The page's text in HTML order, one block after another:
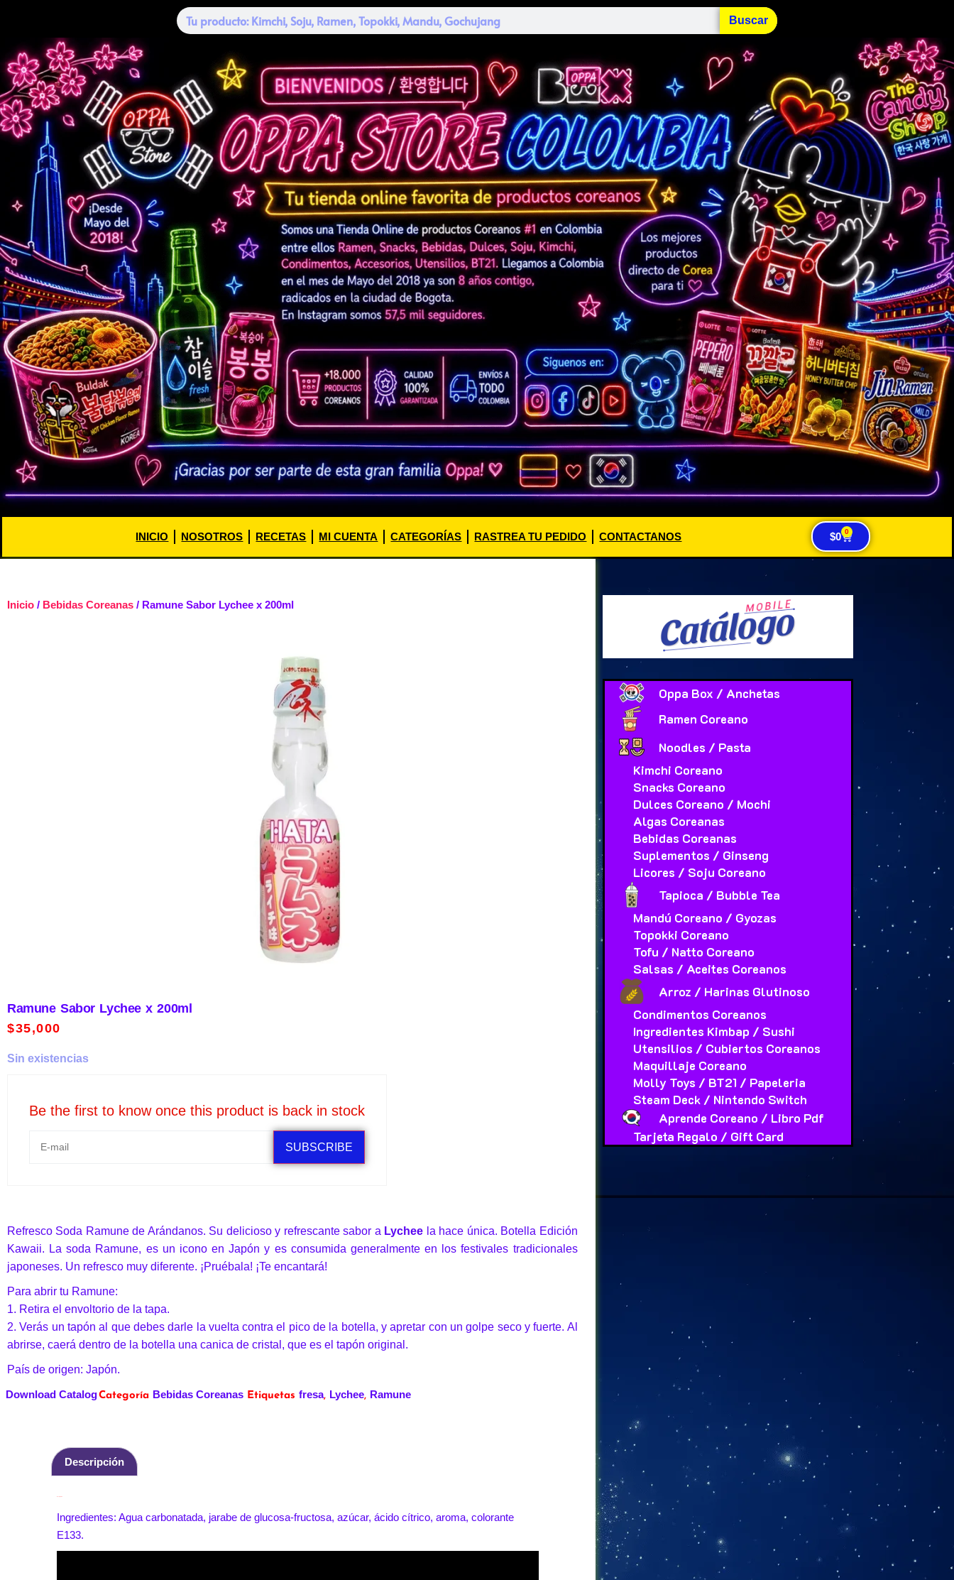
Buscar
INICIO NOSOTROS RECETAS MI CUENTA CATEGORÍAS RASTREA TU PEDIDO CONTACTANOS $0 0
Inicio / Bebidas Coreanas / Ramune Sabor Lychee x 200ml
Ramune Sabor Lychee x 200ml
$35,000
Sin existencias
Be the first to know once this product is back in stock
SUBSCRIBE
Refresco Soda Ramune de Arándanos. Su delicioso y refrescante sabor a Lychee la hace única. Botella Edición
Kawaii. La soda Ramune, es un icono en Japón y es consumida generalmente en los festivales tradicionales
japoneses. Un refresco muy diferente. ¡Pruébala! ¡Te encantará!
Para abrir tu Ramune:
1. Retira el envoltorio de la tapa.
2. Verás un tapón al que debes darle la vuelta contra el pico de la botella, y apretar con un golpe seco y fuerte. Al
abrirse, caerá dentro de la botella una canica de cristal, que es el tapón original.
País de origen: Japón.
Download CatalogCategoría Bebidas Coreanas Etiquetas fresa, Lychee, Ramune
Descripción
Ingredientes: Agua carbonatada, jarabe de glucosa-fructosa, azúcar, ácido cítrico, aroma, colorante
E133.
Oppa Box / Anchetas
Ramen Coreano
Noodles / Pasta
Kimchi Coreano
Snacks Coreano
Dulces Coreano / Mochi
Algas Coreanas
Bebidas Coreanas
Suplementos / Ginseng
Licores / Soju Coreano
Tapioca / Bubble Tea
Mandú Coreano / Gyozas
Topokki Coreano
Tofu / Natto Coreano
Salsas / Aceites Coreanos
Arroz / Harinas Glutinoso
Condimentos Coreanos
Ingredientes Kimbap / Sushi
Utensilios / Cubiertos Coreanos
Maquillaje Coreano
Molly Toys / BT21 / Papeleria
Steam Deck / Nintendo Switch
Aprende Coreano / Libro Pdf
Tarjeta Regalo / Gift Card